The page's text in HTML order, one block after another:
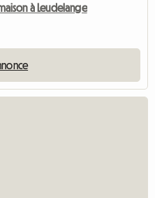
à Leudelange